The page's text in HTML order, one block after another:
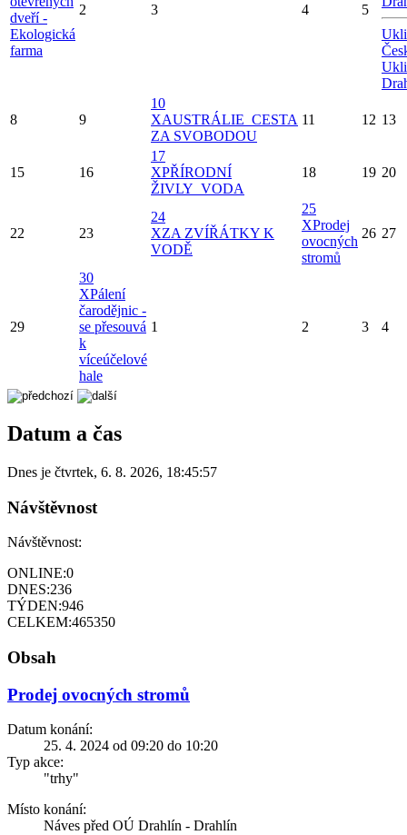
dveří -
Ekologická
farma
2 3 4 5
8 9
10
XAUSTRÁLIE_CESTA
ZA SVOBODOU
11 12 13
15 16
17
XPŘÍRODNÍ
ŽIVLY_VODA
18 19 20
22 23
24
XZA ZVÍŘÁTKY K
VODĚ
25
XProdej
ovocných
stromů
26 27
29
30
XPálení
čarodějnic -
se přesouvá
k
víceúčelové
hale
1 2 3 4
Datum a čas
Dnes je čtvrtek, 6. 8. 2026, 18:45:57
Návštěvnost
Návštěvnost:
ONLINE:0
DNES:236
TÝDEN:946
CELKEM:465350
Obsah
Prodej ovocných stromů
Datum konání:
25. 4. 2024 od 09:20 do 10:20
Typ akce:
"trhy"
Místo konání:
Náves před OÚ Drahlín - Drahlín